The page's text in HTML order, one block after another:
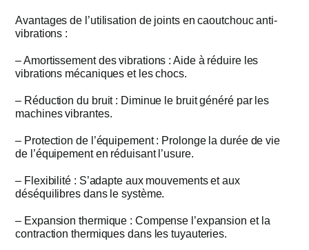
Avantages de l’utilisation de joints en caoutchouc anti-
vibrations :
– Amortissement des vibrations : Aide à réduire les
vibrations mécaniques et les chocs.
– Réduction du bruit : Diminue le bruit généré par les
machines vibrantes.
– Protection de l’équipement : Prolonge la durée de vie
de l’équipement en réduisant l’usure.
– Flexibilité : S’adapte aux mouvements et aux
déséquilibres dans le système.
– Expansion thermique : Compense l’expansion et la
contraction thermiques dans les tuyauteries.